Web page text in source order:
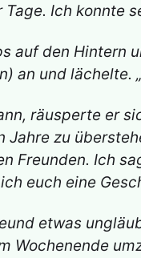
Ich konnte
auf den Hintern
an und lächelte.
räusperte er
Jahre zu
Freunden. Ich
euch eine
etwas
Wochenende